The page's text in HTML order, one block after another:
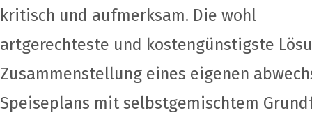
kritisch und aufmerksam. Die wohl
artgerechteste und kostengünstigste
Zusammenstellung eines eigenen
Speiseplans mit selbstgemischtem